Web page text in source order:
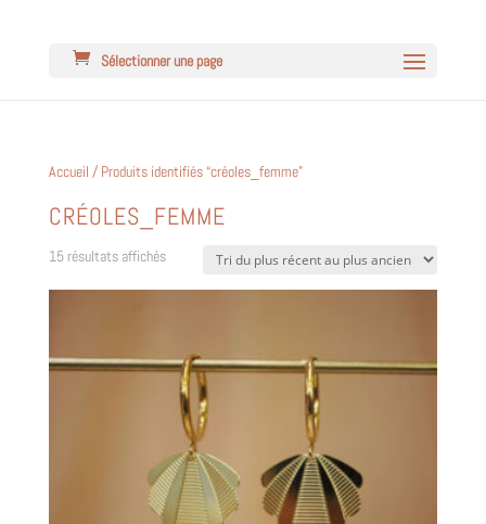
Sélectionner une page
Accueil / Produits identifiés “créoles_femme”
CRÉOLES_FEMME
15 résultats affichésTrié
plus
ancien